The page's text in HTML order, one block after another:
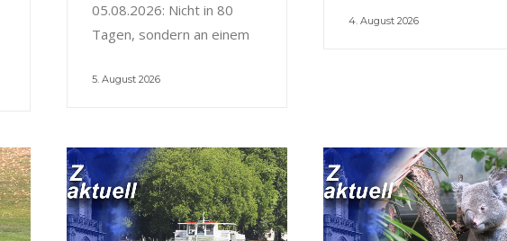
05.08.2026: Nicht in 80
Tagen, sondern an einem
5. August 2026
4. August 2026